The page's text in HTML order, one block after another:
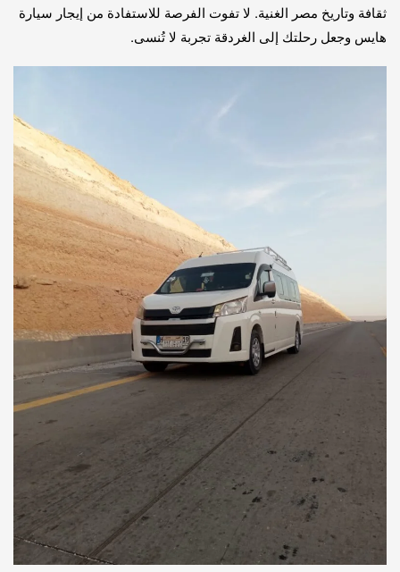
ثقافة وتاريخ مصر الغنية. لا تفوت الفرصة للاستفادة من إيجار سيارة
هايس وجعل رحلتك إلى الغردقة تجربة لا تُنسى.